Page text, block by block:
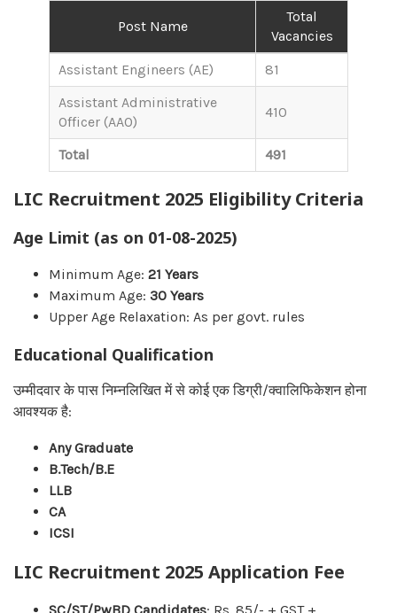
Post Name
Total
Vacancies
Assistant Engineers (AE)
81
Assistant Administrative
Officer (AAO)
410
Total 491
LIC Recruitment 2025 Eligibility Criteria
Age Limit (as on 01-08-2025)
Minimum Age: 21 Years
Maximum Age: 30 Years
Upper Age Relaxation: As per govt. rules
Educational Qualification
उम्मीदवार के पास निम्नलिखित में से कोई एक डिग्री/क्वालिफिकेशन होना
आवश्यक है:
Any Graduate
B.Tech/B.E
LLB
CA
ICSI
LIC Recruitment 2025 Application Fee
SC/ST/PwBD Candidates: Rs. 85/- + GST +